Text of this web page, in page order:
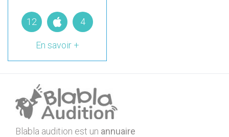
12 4
En savoir +
Blabla audition est un annuaire